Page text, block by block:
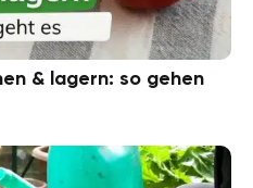
& lagern: so gehen